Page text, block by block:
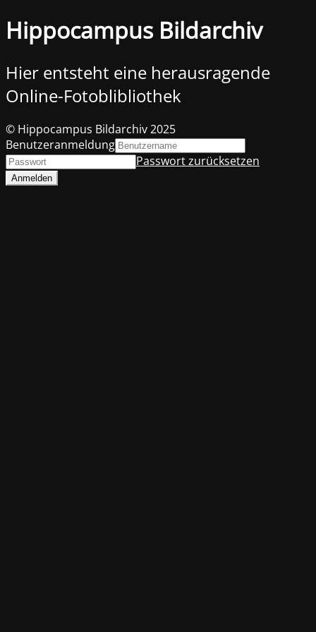
Hippocampus Bildarchiv
Hier entsteht eine herausragende
Online-Fotoblibliothek
© Hippocampus Bildarchiv 2025
Benutzeranmeldung
Passwort zurücksetzen